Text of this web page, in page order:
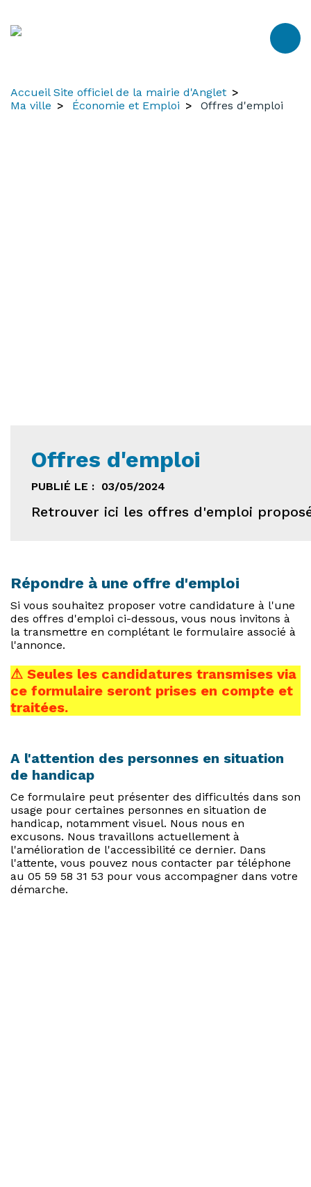
Accueil Site officiel de la mairie d'Anglet
Ma ville
Économie et Emploi Offres d'emploi
Offres d'emploi
PUBLIÉ LE : 03/05/2024
Retrouver ici les offres d'emploi
Répondre à une offre d'emploi
Si vous souhaitez proposer votre candidature à l'une
des offres d'emploi ci-dessous, vous nous invitons à
la transmettre en complétant le formulaire associé à
l'annonce.
⚠ Seules les candidatures transmises via
ce formulaire seront prises en compte et
traitées.
A l'attention des personnes en situation
de handicap
Ce formulaire peut présenter des difficultés dans son
usage pour certaines personnes en situation de
handicap, notamment visuel. Nous nous en
excusons. Nous travaillons actuellement à
l'amélioration de l'accessibilité ce dernier. Dans
l'attente, vous pouvez nous contacter par téléphone
au 05 59 58 31 53 pour vous accompagner dans votre
démarche.